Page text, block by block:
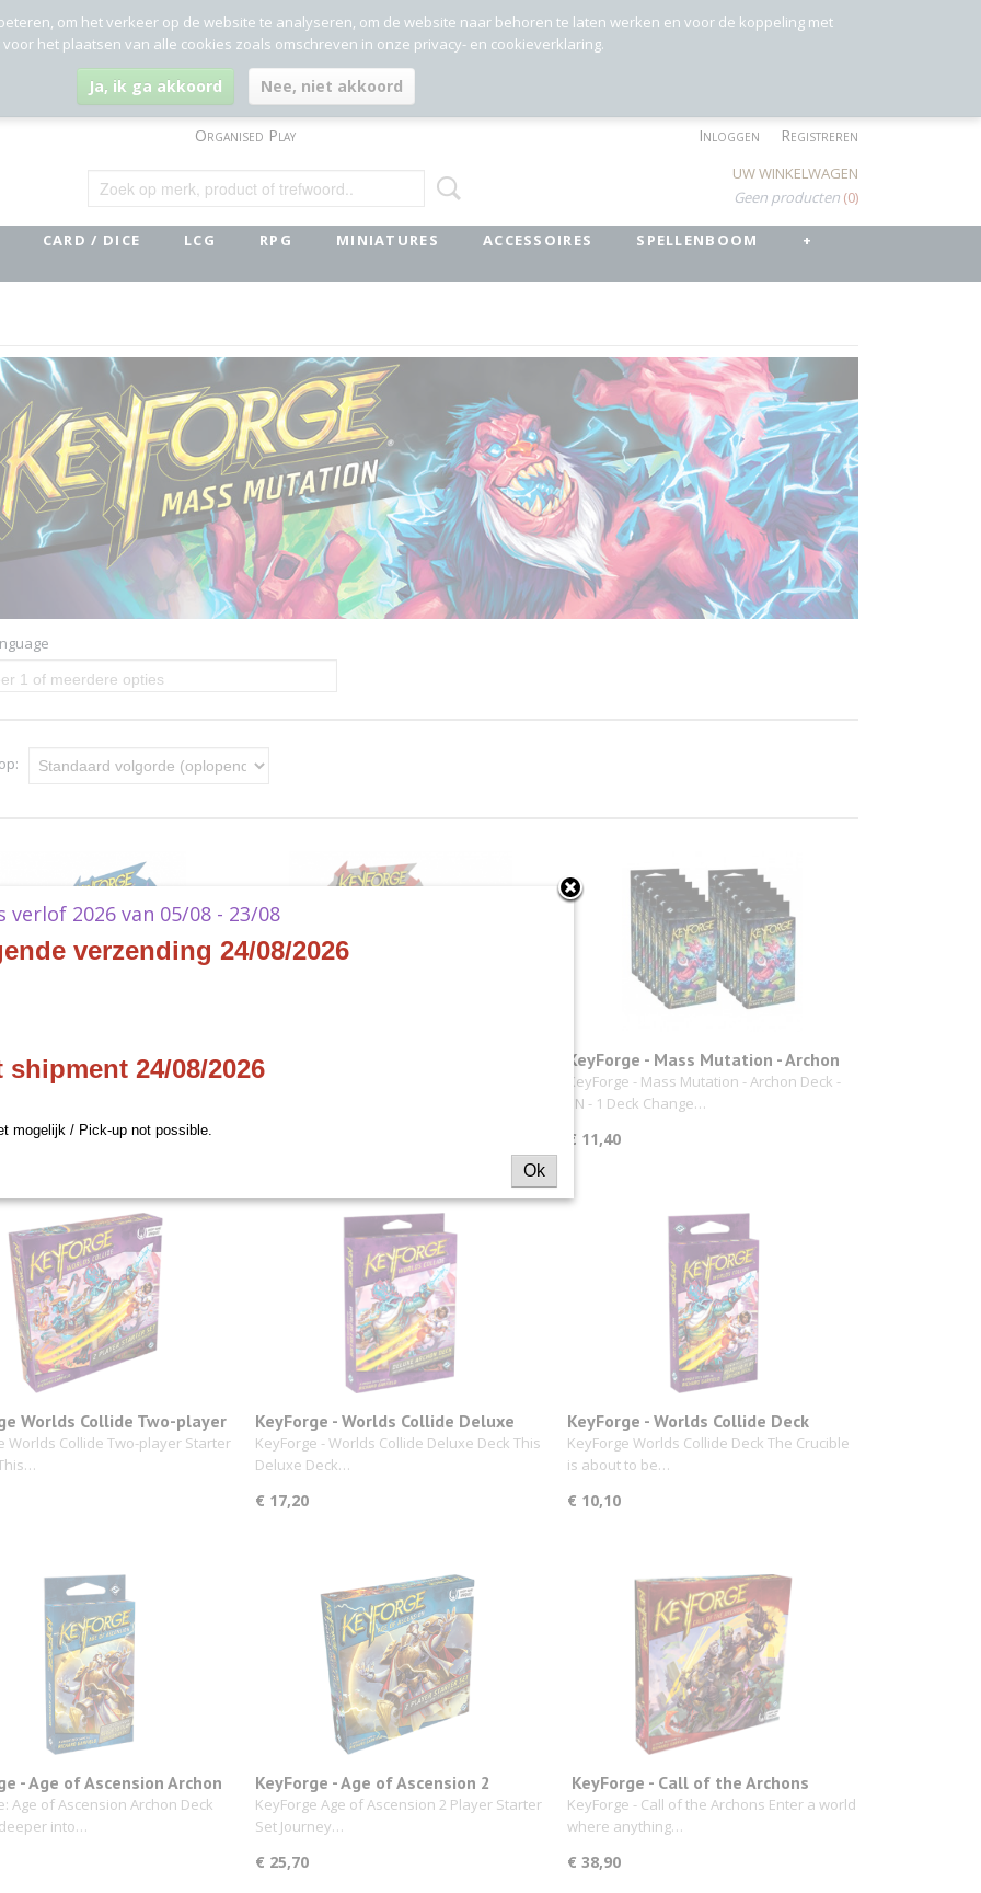
Organised Play Inloggen Registreren
UW WINKELWAGEN
Geen producten (0)
CARD / DICE LCG RPG MINIATURES ACCESSOIRES SPELLENBOOM +
1 of meerdere opties
- Grim Reminders Archon
- Grim Reminders Archon Deck -
KeyForge - Menagerie Deck
KeyForge - Menagerie Deck - EN KeyForge:
KeyForge - Mass Mutation - Archon
Deck
KeyForge - Mass Mutation - Archon Deck -
EN - 1 Deck Change…
€ 11,40
Worlds Collide Two-player
Set
Worlds Collide Two-player Starter
KeyForge - Worlds Collide Deluxe
Deck
KeyForge - Worlds Collide Deluxe Deck This
Deluxe Deck…
€ 17,20
KeyForge - Worlds Collide Deck
KeyForge Worlds Collide Deck The Crucible
is about to be…
€ 10,10
- Age of Ascension Archon
Age of Ascension Archon Deck
into…
KeyForge - Age of Ascension 2
Player Starter Set
KeyForge Age of Ascension 2 Player Starter
Set Journey…
€ 25,70
KeyForge - Call of the Archons
KeyForge - Call of the Archons Enter a world
where anything…
€ 38,90
om het verkeer op de website te analyseren, om de website naar behoren te laten werken en voor de koppeling met
het plaatsen van alle cookies zoals omschreven in onze privacy- en cookieverklaring.
Ja, ik ga akkoord Nee, niet akkoord
verlof 2026 van 05/08 - 23/08
verzending 24/08/2026
shipment 24/08/2026
mogelijk / Pick-up not possible.
Ok